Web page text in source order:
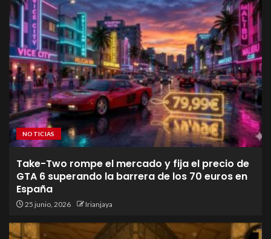
NOTICIAS
Take-Two rompe el mercado y fija el precio de
GTA 6 superando la barrera de los 70 euros en
España
25 junio, 2026 Irianjaya